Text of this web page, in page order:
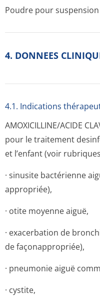
Poudre pour
4. DONNEES
4.1. Indications
AMOXICILLINE/ACIDE
pour le traitement
et l’enfant (voir
· sinusite bactérienne
appropriée),
· otite moyenne aiguë,
· exacerbation de
de façonappropriée),
· pneumonie aiguë
· cystite,